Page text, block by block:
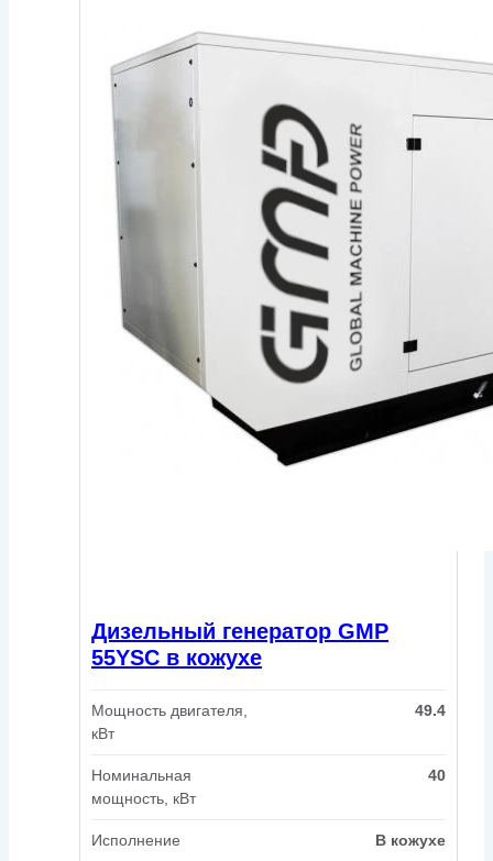
Дизельный генератор GMP
55YSC в кожухе
Мощность двигателя,
кВт
49.4
Номинальная
мощность, кВт
40
Исполнение В кожухе